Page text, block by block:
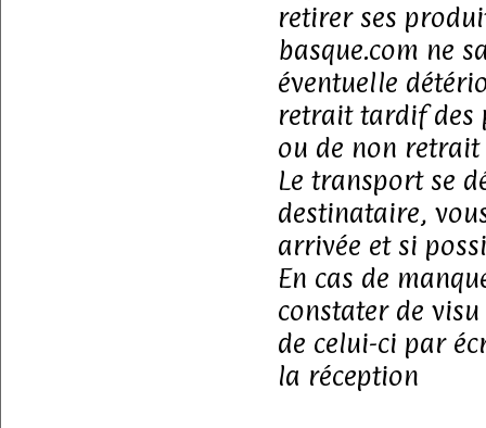
retirer ses
basque.com ne
éventuelle
retrait tardif des
ou de non
Le transport se
destinataire,
arrivée et si
En cas de
constater de
de celui-ci par
la réception